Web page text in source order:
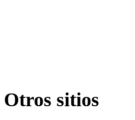
Otros sitios